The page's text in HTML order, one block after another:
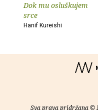
Dok mu osluškujem
srce
Hanif Kureishi
Sva prava pridržana ©